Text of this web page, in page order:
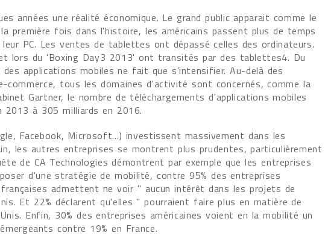
années une réalité économique. Le grand public apparait comme le
première fois dans l'histoire, les américains passent plus de temps
PC. Les ventes de tablettes ont dépassé celles des ordinateurs.
lors du 'Boxing Day3 2013' ont transités par des tablettes4. Du
applications mobiles ne fait que s'intensifier. Au-delà des
commerce, tous les domaines d'activité sont concernés, comme la
Gartner, le nombre de téléchargements d'applications mobiles
2013 à 305 milliards en 2016.
Facebook, Microsoft…) investissent massivement dans les
les autres entreprises se montrent plus prudentes, particulièrement
de CA Technologies démontrent par exemple que les entreprises
d'une stratégie de mobilité, contre 95% des entreprises
françaises admettent ne voir " aucun intérêt dans les projets de
Et 22% déclarent qu'elles " pourraient faire plus en matière de
Enfin, 30% des entreprises américaines voient en la mobilité un
contre 19% en France.